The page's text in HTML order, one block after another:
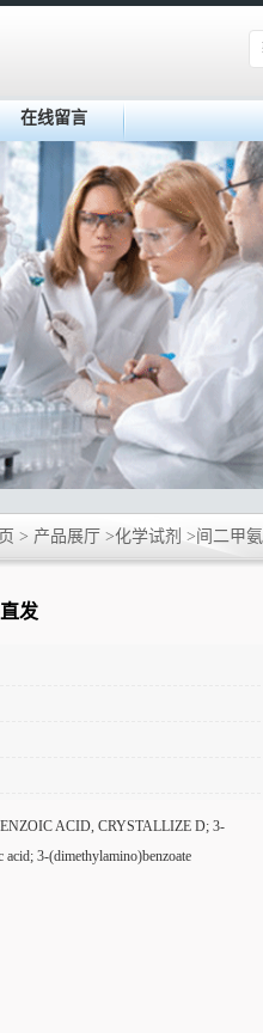
在线留言
> 产品展厅 >化学试剂 >间二甲
发
ACID, CRYSTALLIZE D; 3-
3-(dimethylamino)benzoate